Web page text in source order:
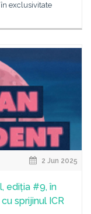
exclusivitate
2 Jun 2025
ediția #9, în
sprijinul ICR